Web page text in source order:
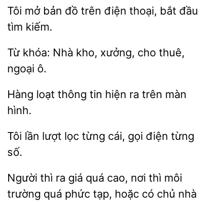
đồ trên điện thoại, bắt đầu
tìm kiếm.
Từ khóa: Nhà
xưởng, cho
ô.
Hàng loạt
ra trên màn
hình.
lần lượt từng cái, gọi điện từng
Người thì
giá quá cao, nơi thì môi
trường quá phức tạp, hoặc có